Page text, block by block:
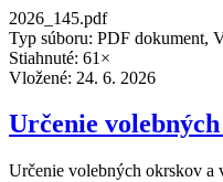
2026_145.pdf
Typ súboru: PDF dokument,
Stiahnuté: 61×
Vložené: 24. 6. 2026
Určenie
Určenie volebných okrskov a